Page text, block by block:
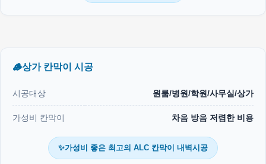
🪵상가 칸막이 시공
시공대상 원룸/병원/학원/사무실/상가
가성비 칸막이 차음 방음 저렴한 비용
✨가성비 좋은 최고의 ALC 칸막이 내벽시공